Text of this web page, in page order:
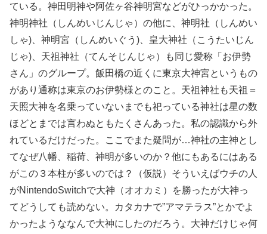
ている。神田明神や阿佐ヶ谷神明宮などがひっかかった。
神明神社（しんめいじんじゃ）の他に、神明社（しんめい
しゃ)、神明宮（しんめいぐう)、皇大神社（こうたいじん
じゃ)、天祖神社（てんそじんじゃ）も同じ愛称「お伊勢
さん」のグループ。飯田橋の近くに東京大神宮というもの
があり通称は東京のお伊勢様とのこと。天祖神社も天祖＝
天照大神を名乗っていないまでも祀っている神社は星の数
ほどとまでは言わぬともたくさんあった。私の認識から外
れているだけだった。ここでまた疑問が…神社の主神とし
てなぜ八幡、稲荷、神明が多いのか？他にもあるにはある
がこの３本柱が多いのでは？（仮説）そういえばウチの人
がNintendoSwitchで大神（オオカミ）を勝ったが大神っ
てどうしても読めない。カタカナで”アマテラス”とかでよ
かったようななんで大神にしたのだろう。大神だけじゃ何